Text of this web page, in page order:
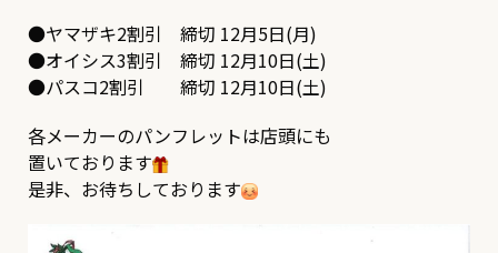
●ヤマザキ2割引 締切 12月5日(月)
●オイシス3割引 締切 12月10日(土)
●パスコ2割引 締切 12月10日(土)
各メーカーのパンフレットは店頭にも
置いております
是非、お待ちしております